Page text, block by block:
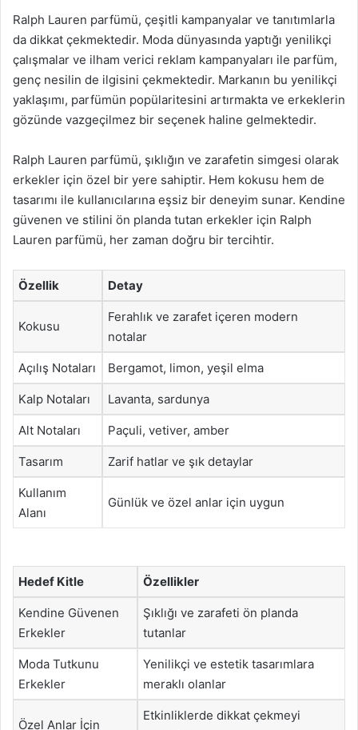
Ralph Lauren parfümü, çeşitli kampanyalar ve tanıtımlarla
da dikkat çekmektedir. Moda dünyasında yaptığı yenilikçi
çalışmalar ve ilham verici reklam kampanyaları ile parfüm,
genç nesilin de ilgisini çekmektedir. Markanın bu yenilikçi
yaklaşımı, parfümün popülaritesini artırmakta ve erkeklerin
gözünde vazgeçilmez bir seçenek haline gelmektedir.
Ralph Lauren parfümü, şıklığın ve zarafetin simgesi olarak
erkekler için özel bir yere sahiptir. Hem kokusu hem de
tasarımı ile kullanıcılarına eşsiz bir deneyim sunar. Kendine
güvenen ve stilini ön planda tutan erkekler için Ralph
Lauren parfümü, her zaman doğru bir tercihtir.
Özellik Detay
Kokusu
Ferahlık ve zarafet içeren modern
notalar
Açılış Notaları Bergamot, limon, yeşil elma
Kalp Notaları Lavanta, sardunya
Alt Notaları Paçuli, vetiver, amber
Tasarım Zarif hatlar ve şık detaylar
Kullanım
Alanı
Günlük ve özel anlar için uygun
Hedef Kitle Özellikler
Kendine Güvenen
Erkekler
Şıklığı ve zarafeti ön planda
tutanlar
Moda Tutkunu
Erkekler
Yenilikçi ve estetik tasarımlara
meraklı olanlar
Özel Anlar İçin
Etkinliklerde dikkat çekmeyi